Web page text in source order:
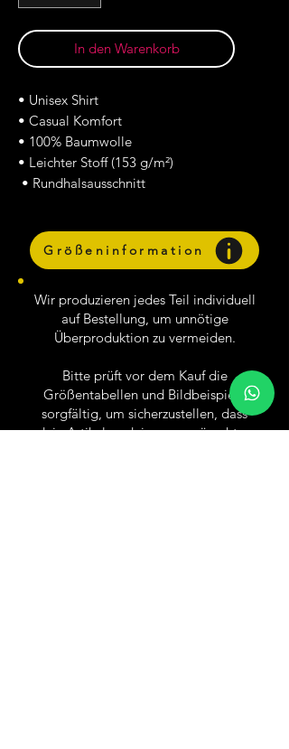
In den Warenkorb
• Unisex Shirt
• Casual Komfort
• 100% Baumwolle
• Leichter Stoff (153 g/m²)
• Rundhalsausschnitt
Größeninformation
Wir produzieren jedes Teil individuell
auf Bestellung, um unnötige
Überproduktion zu vermeiden.
Bitte prüft vor dem Kauf die
Größentabellen und Bildbeispiele
sorgfältig, um sicherzustellen, dass
dein Artikel zu deinem gewünschten